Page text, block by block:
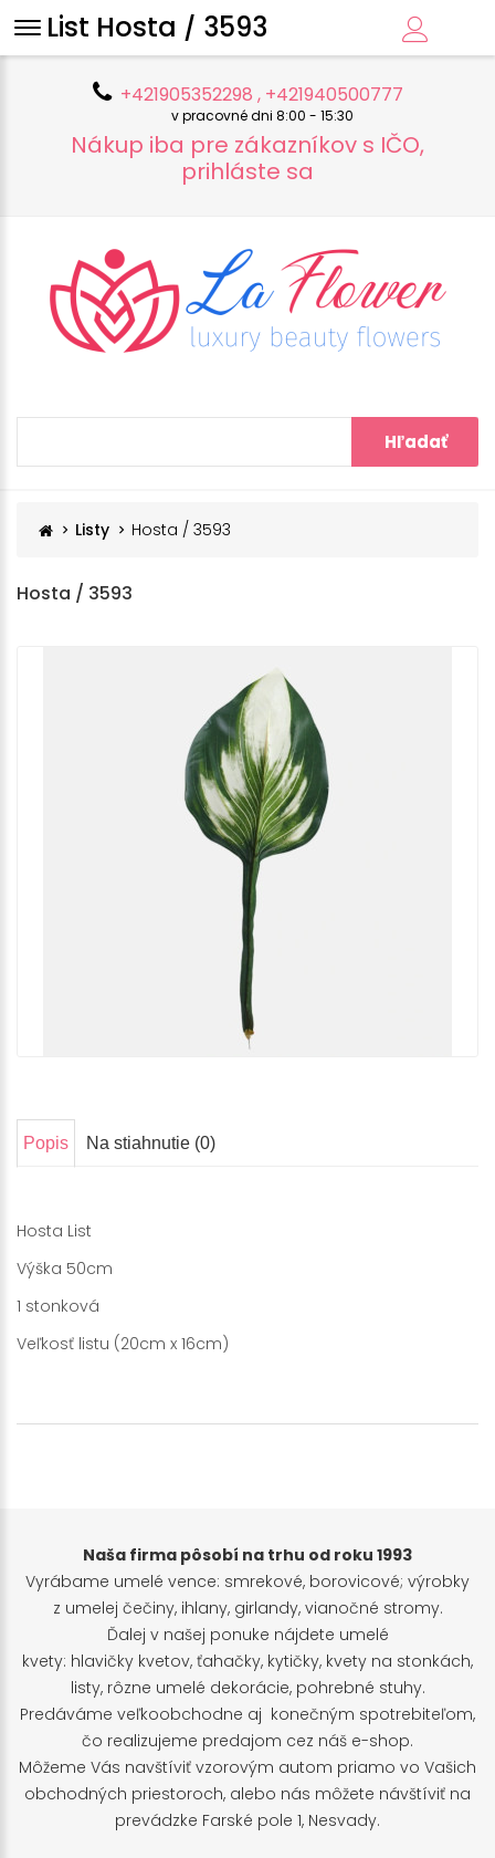
+421905352298 , +421940500777
v pracovné dni 8:00 - 15:30
Nákup iba pre zákazníkov s IČO,
prihláste sa
Hľadať
Listy Hosta / 3593
Hosta / 3593
Popis Na stiahnutie (0)
Hosta List
Výška 50cm
1 stonková
Veľkosť listu (20cm x 16cm)
Naša firma pôsobí na trhu od roku 1993
Vyrábame umelé vence: smrekové, borovicové; výrobky
z umelej čečiny, ihlany, girlandy, vianočné stromy.
Ďalej v našej ponuke nájdete umelé
kvety: hlavičky kvetov, ťahačky, kytičky, kvety na stonkách,
listy, rôzne umelé dekorácie, pohrebné stuhy.
Predáváme veľkoobchodne aj konečným spotrebiteľom,
čo realizujeme predajom cez náš e-shop.
Môžeme Vás navštíviť vzorovým autom priamo vo Vašich
obchodných priestoroch, alebo nás môžete návštíviť na
prevádzke Farské pole 1, Nesvady.
List Hosta / 3593